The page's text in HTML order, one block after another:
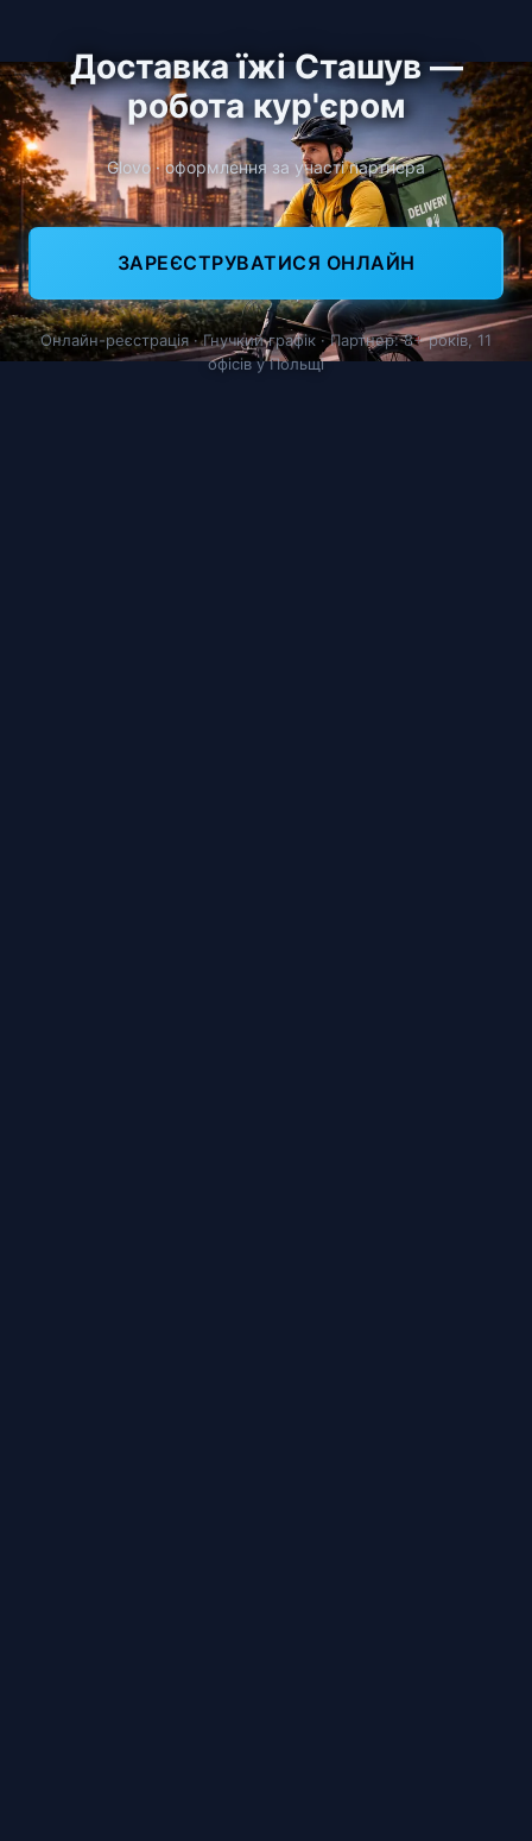
Доставка їжі Сташув —
робота кур'єром
Glovo · оформлення за участі партнера
ЗАРЕЄСТРУВАТИСЯ ОНЛАЙН
Онлайн-реєстрація · Гнучкий графік · Партнер: 8+ років, 11
офісів у Польщі